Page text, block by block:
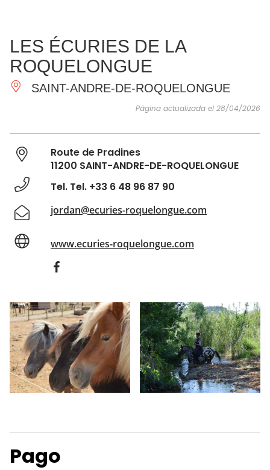
IMPRESCINDIBLES
HACER
INSPIRACIONES
LES ÉCURIES DE LA
ROQUELONGUE
SAINT-ANDRE-DE-ROQUELONGUE
Página actualizada el 28/04/2026
Route de Pradines
11200 SAINT-ANDRE-DE-ROQUELONGUE
Tel. Tel. +33 6 48 96 87 90
jordan@ecuries-roquelongue.com
www.ecuries-roquelongue.com
Pago